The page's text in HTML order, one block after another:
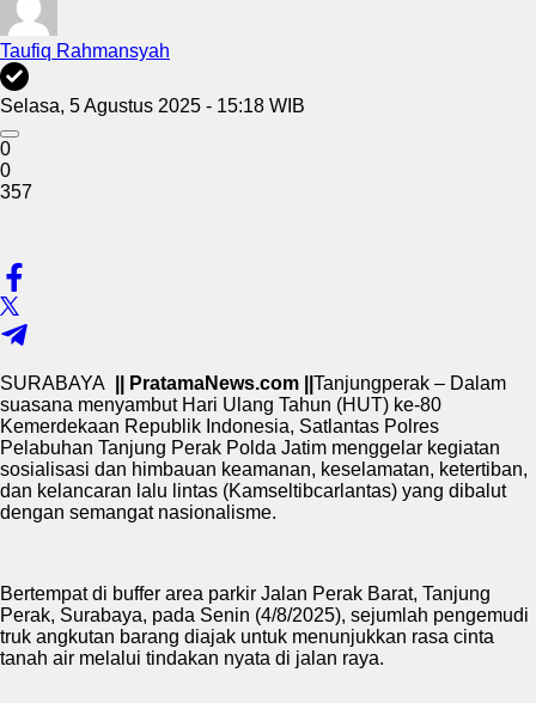
Taufiq Rahmansyah
Selasa, 5 Agustus 2025 - 15:18 WIB
0
0
357
SURABAYA || PratamaNews.com || Tanjungperak – Dalam
suasana menyambut Hari Ulang Tahun (HUT) ke-80
Kemerdekaan Republik Indonesia, Satlantas Polres
Pelabuhan Tanjung Perak Polda Jatim menggelar kegiatan
sosialisasi dan himbauan keamanan, keselamatan, ketertiban,
dan kelancaran lalu lintas (Kamseltibcarlantas) yang dibalut
dengan semangat nasionalisme.
Bertempat di buffer area parkir Jalan Perak Barat, Tanjung
Perak, Surabaya, pada Senin (4/8/2025), sejumlah pengemudi
truk angkutan barang diajak untuk menunjukkan rasa cinta
tanah air melalui tindakan nyata di jalan raya.